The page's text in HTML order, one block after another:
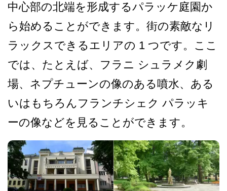
中心部の北端を形成するパラッケ庭園か
ら­始めることができます。街の素敵なリ
ラックスできる­エリアの 1 つです。ここ
では、たとえば、フラニ シュラメク劇
場、ネプチュー­ンの像のある噴水、ある
いはもちろんフランチシェク パラッキ
ーの像などを見るこ­とができます。